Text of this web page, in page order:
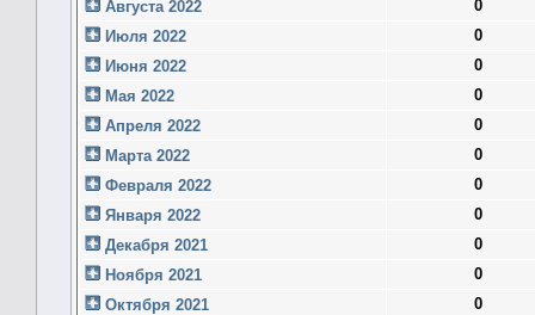
Августа 2022
0
Июля 2022
0
Июня 2022
0
Мая 2022
0
Апреля 2022
0
Марта 2022
0
Февраля 2022
0
Января 2022
0
Декабря 2021
0
Ноября 2021
0
Октября 2021
0